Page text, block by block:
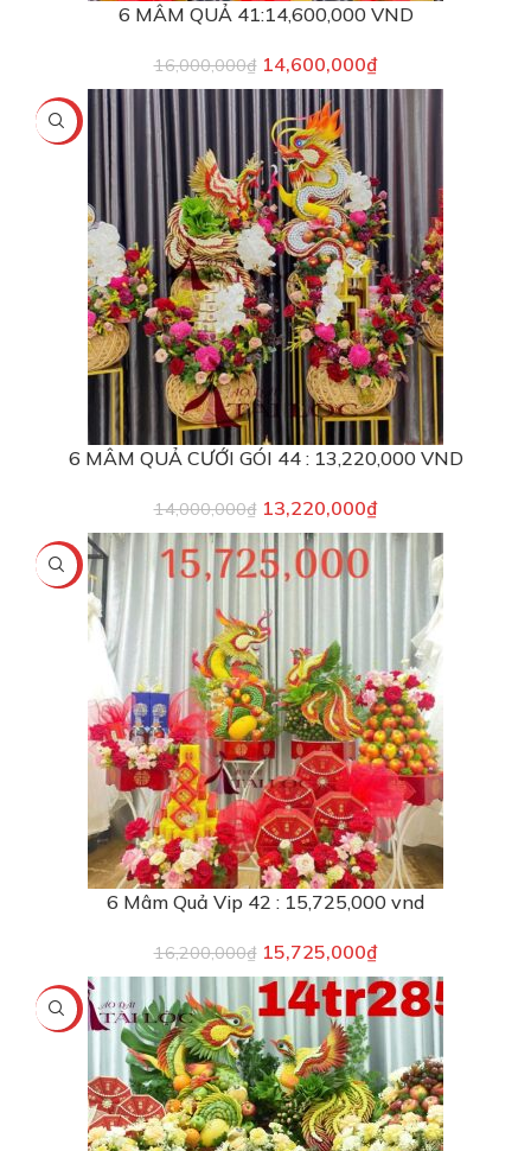
6 MÂM QUẢ 41:14,600,000 VND
16,000,000₫ 14,600,000₫
-6%
6 MÂM QUẢ CƯỚI GÓI 44 : 13,220,000 VND
14,000,000₫ 13,220,000₫
-3%
6 Mâm Quả Vip 42 : 15,725,000 vnd
16,200,000₫ 15,725,000₫
-1%